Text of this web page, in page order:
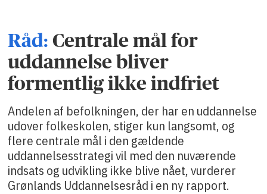
Råd: Centrale mål for
uddannelse bliver
formentlig ikke indfriet
Andelen af befolkningen, der har en uddannelse
udover folkeskolen, stiger kun langsomt, og
flere centrale mål i den gældende
uddannelsesstrategi vil med den nuværende
indsats og udvikling ikke blive nået, vurderer
Grønlands Uddannelsesråd i en ny rapport.